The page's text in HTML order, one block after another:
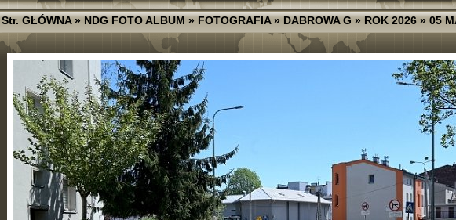
Str. GŁÓWNA»NDG FOTO ALBUM»FOTOGRAFIA»DABROWA G»ROK 2026»05